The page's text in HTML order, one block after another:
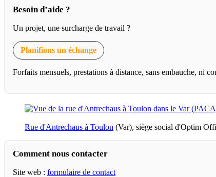
Besoin d’aide ?
Un projet, une surcharge de travail ?
Planifions un échange
Forfaits mensuels, prestations à distance, sans embauche, ni
Rue d'Antrechaus à Toulon (Var), siège social d'Optim
Comment nous contacter
Site web : formulaire de contact